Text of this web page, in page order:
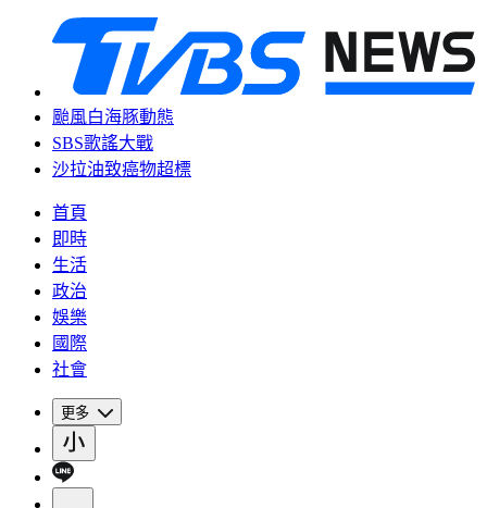
颱風白海豚動態
SBS歌謠大戰
沙拉油致癌物超標
首頁
即時
生活
政治
娛樂
國際
社會
更多